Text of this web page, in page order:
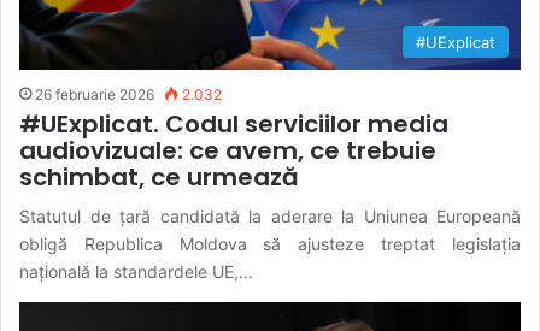
#UExplicat
26 februarie 2026 2.032
#UExplicat. Codul serviciilor media
audiovizuale: ce avem, ce trebuie
schimbat, ce urmează
Statutul de țară candidată la aderare la Uniunea Europeană
obligă Republica Moldova să ajusteze treptat legislația
națională la standardele UE,…